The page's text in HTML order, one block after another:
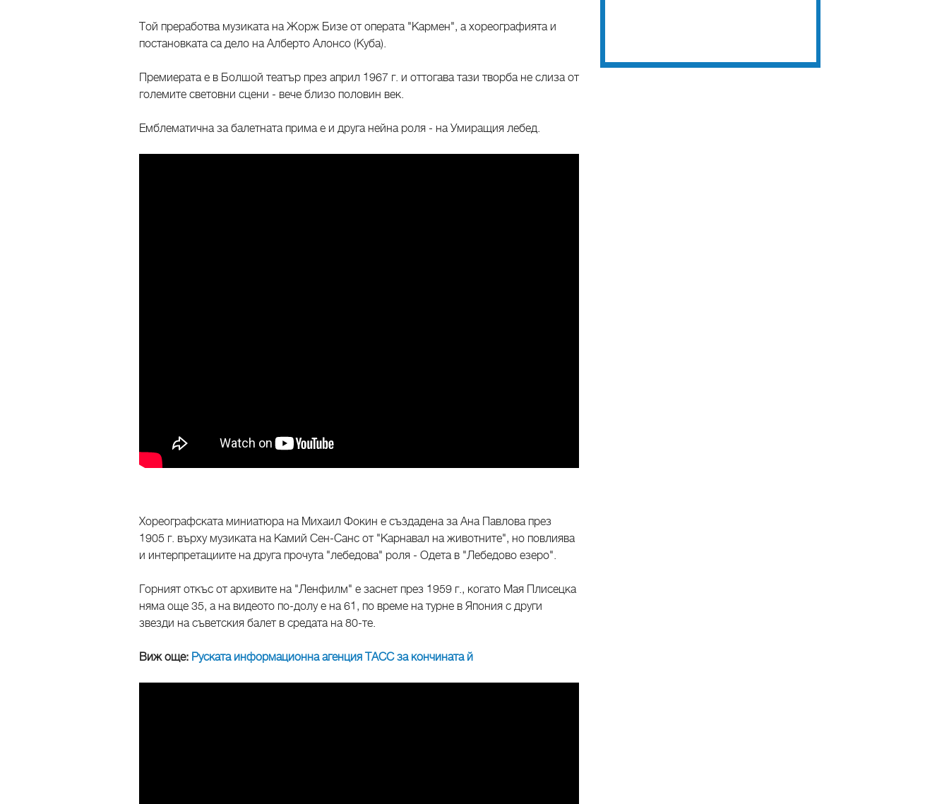
Той преработва музиката на Жорж Бизе от операта "Кармен", а хореографията и
постановката са дело на Алберто Алонсо (Куба).
Премиерата е в Болшой театър през април 1967 г. и оттогава тази творба не слиза от
големите световни сцени - вече близо половин век.
Емблематична за балетната прима е и друга нейна роля - на Умиращия лебед.
Хореографската миниатюра на Михаил Фокин е създадена за Ана Павлова през
1905 г. върху музиката на Камий Сен-Санс от "Карнавал на животните", но повлиява
и интерпретациите на друга прочута "лебедова" роля - Одета в "Лебедово езеро".
Горният откъс от архивите на "Ленфилм" е заснет през 1959 г., когато Мая Плисецка
няма още 35, а на видеото по-долу е на 61, по време на турне в Япония с други
звезди на съветския балет в средата на 80-те.
Виж още: Руската информационна агенция ТАСС за кончината й